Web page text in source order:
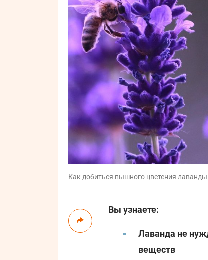
Как добиться пышного цветения
Вы узнаете:
Лаванда не
веществ